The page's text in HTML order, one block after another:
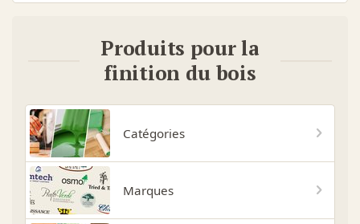
Produits pour la
finition du bois
Catégories
Marques